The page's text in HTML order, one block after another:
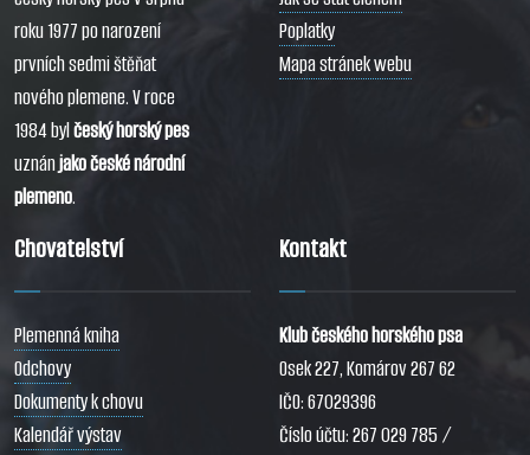
roku 1977 po narození
prvních sedmi štěňat
nového plemene. V roce
1984 bylčeský horský pes
uznánjako české národní
plemeno.
Poplatky
Mapa stránek webu
Chovatelství
Plemenná kniha
Odchovy
Dokumenty k chovu
Kalendář výstav
Kontakt
Klub českého horského psa
Osek 227, Komárov 267 62
IČO: 67029396
Číslo účtu: 267 029 785 /